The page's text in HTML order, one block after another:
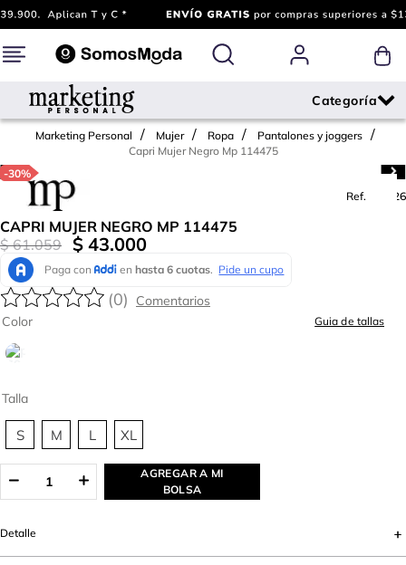
Marketing Personal Mujer Ropa
Pantalones y joggers
Capri Mujer Negro Mp 114475
-30%
Ref.
792326
CAPRI MUJER NEGRO MP 114475
$ 61.059 $ 43.000
(0)
Talla
S M L XL
Color Guia de tallas
AGREGAR A MI
BOLSA
Detalle